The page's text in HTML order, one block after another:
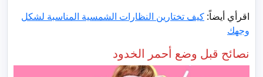
اقرأي أيضاً: كيف تختارين النظارات الشمسية المناسبة لشكل
وجهك
نصائح قبل وضع أحمر الخدود